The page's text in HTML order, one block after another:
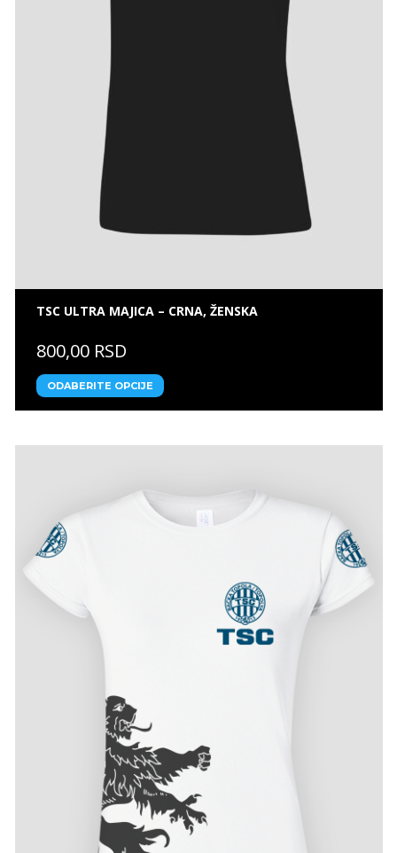
TSC ULTRA MAJICA – CRNA, ŽENSKA
800,00 RSD
ODABERITE OPCIJE